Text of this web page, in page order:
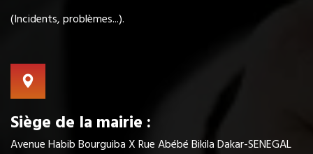
(Incidents, problèmes...).
Siège de la mairie :
Avenue Habib Bourguiba X Rue Abébé Bikila Dakar-SENEGAL